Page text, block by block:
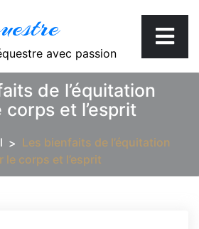
avec passion
de l’équitation
corps et l’esprit
Les bienfaits de l’équitation
le corps et l’esprit